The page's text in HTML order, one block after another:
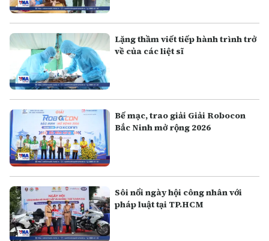
Lặng thầm viết tiếp hành trình trở
về của các liệt sĩ
Bế mạc, trao giải Giải Robocon
Bắc Ninh mở rộng 2026
Sôi nổi ngày hội công nhân với
pháp luật tại TP.HCM